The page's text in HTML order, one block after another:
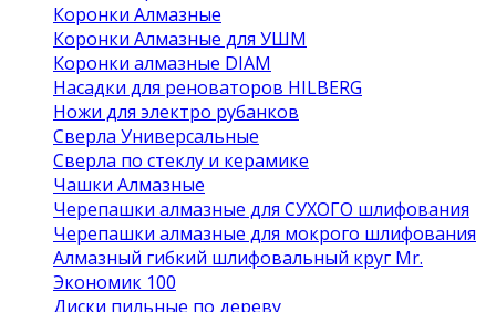
Коронки Алмазные
Коронки Алмазные для УШМ
Коронки алмазные DIAM
Насадки для реноваторов HILBERG
Ножи для электро рубанков
Сверла Универсальные
Сверла по стеклу и керамике
Чашки Алмазные
Черепашки алмазные для СУХОГО шлифования
Черепашки алмазные для мокрого шлифования
Алмазный гибкий шлифовальный круг Mr.
Экономик 100
Диски пильные по дереву